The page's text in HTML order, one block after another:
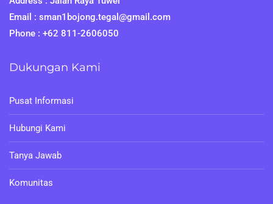
Email : sman1bojong.tegal@gmail.com
Phone : +62 811-2606050
Dukungan Kami
Pusat Informasi
Hubungi Kami
Tanya Jawab
Komunitas